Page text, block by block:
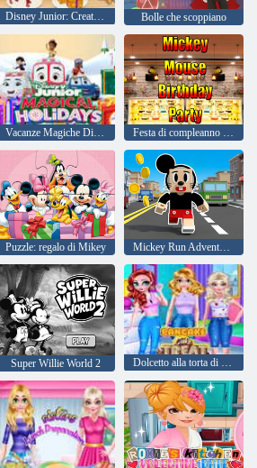
Disney Junior: Creatore di giocattoli Bolle che scoppiano
Vacanze Magiche Disney Junior Festa di compleanno di Topolino
Puzzle: regalo di Mikey Mickey Run Adventure Game
Super Willie World 2 Dolcetto alla torta di pancake